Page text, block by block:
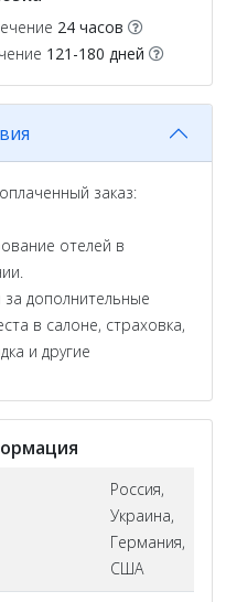
24 часов
121-180 дней
заказ:
отелей в
за дополнительные
в салоне, страховка,
и другие
Россия,
Украина,
Германия,
США